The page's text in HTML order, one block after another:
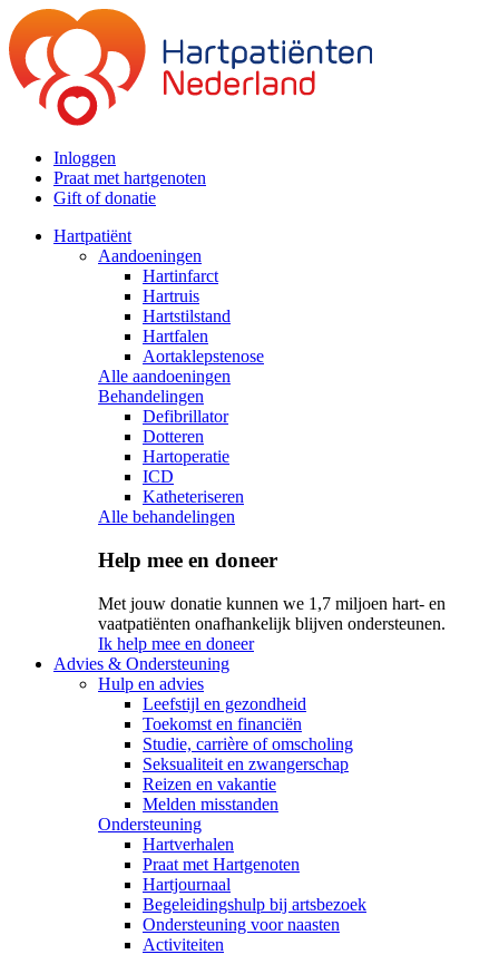
Inloggen
Praat met hartgenoten
Gift of donatie
Hartpatiënt
Aandoeningen
Hartinfarct
Hartruis
Hartstilstand
Hartfalen
Aortaklepstenose
Alle aandoeningen
Behandelingen
Defibrillator
Dotteren
Hartoperatie
ICD
Katheteriseren
Alle behandelingen
Help mee en doneer
Met jouw donatie kunnen we 1,7 miljoen hart- en
vaatpatiënten onafhankelijk blijven ondersteunen.
Ik help mee en doneer
Advies & Ondersteuning
Hulp en advies
Leefstijl en gezondheid
Toekomst en financiën
Studie, carrière of omscholing
Seksualiteit en zwangerschap
Reizen en vakantie
Melden misstanden
Ondersteuning
Hartverhalen
Praat met Hartgenoten
Hartjournaal
Begeleidingshulp bij artsbezoek
Ondersteuning voor naasten
Activiteiten